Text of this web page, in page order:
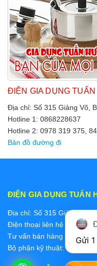
ĐIỆN GIA DỤNG
Địa chỉ: Số 315 Giảng Võ,
Hotline 1: 0868228637
Hotline 2: 0978 319 375,
Bản đồ đường đi
ĐIỆN GIA DỤNG TUẤN
Địa chỉ: Số 315 Giảng Võ,
Điện thoại liên hệ các bộ
Tư vấn bán hàng 2:
Bộ phận kỹ thuật: 0978 319
Gửi